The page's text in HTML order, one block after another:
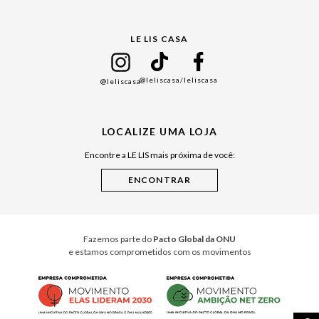
Cuidados Casa
LE LIS CASA
@leliscasa@leliscasa/leliscasa
LOCALIZE UMA LOJA
Encontre a LE LIS mais próxima de você:
Fazemos parte do Pacto Global da ONU
e estamos comprometidos com os movimentos